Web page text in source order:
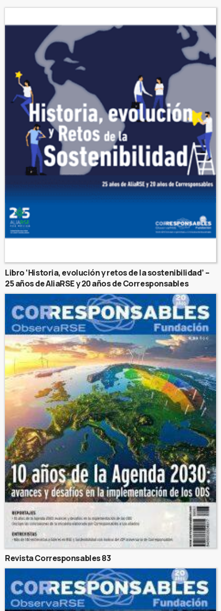
Libro ‘Historia, evolución y retos de la sostenibilidad’ –
25 años de AliaRSE y 20 años de Corresponsables
Revista Corresponsables 83